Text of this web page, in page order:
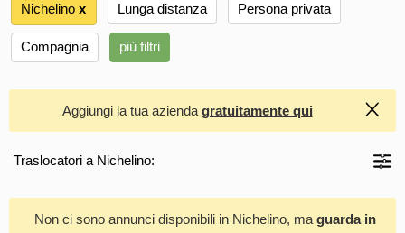
Nichelino х Lunga distanza Persona privata
Compagnia più filtri
Aggiungi la tua azienda gratuitamente qui
Traslocatori a Nichelino:
Non ci sono annunci disponibili in Nichelino, ma guarda in